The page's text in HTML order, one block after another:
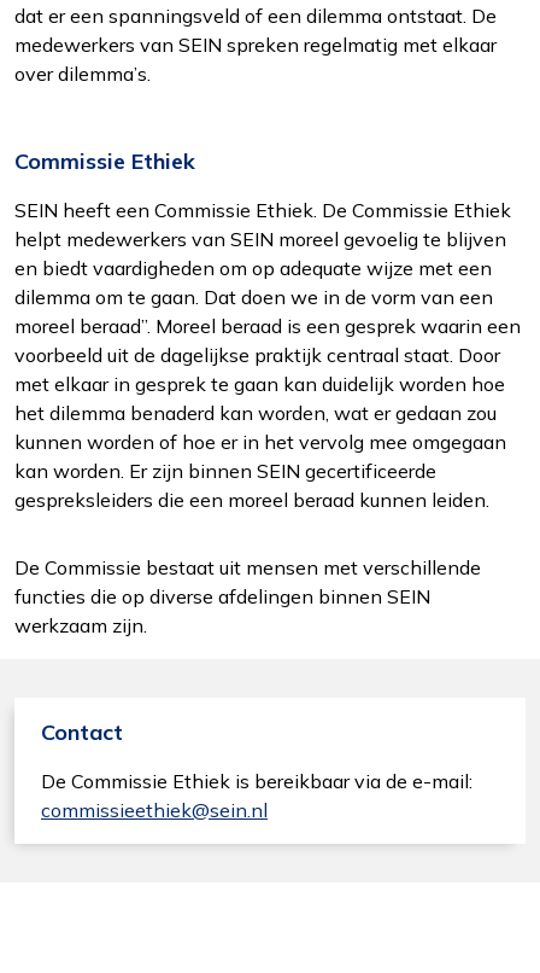
Functioneel
Alleen de cookies plaatsen die nodig zijn om
Statistieken
Ook de cookies plaatsen die nodig zijn om te
zien of wij de juiste doelgroep bereiken.
Interesses
Om het gebruik van de website af te
stemmen op uw wensen en interesses.
dat er een spanningsveld of een dilemma ontstaat. De
medewerkers van SEIN spreken regelmatig met elkaar
over dilemma’s.
Commissie Ethiek
SEIN heeft een Commissie Ethiek. De Commissie Ethiek
helpt medewerkers van SEIN moreel gevoelig te blijven
en biedt vaardigheden om op adequate wijze met een
dilemma om te gaan. Dat doen we in de vorm van een
moreel beraad”. Moreel beraad is een gesprek waarin een
voorbeeld uit de dagelijkse praktijk centraal staat. Door
met elkaar in gesprek te gaan kan duidelijk worden hoe
het dilemma benaderd kan worden, wat er gedaan zou
kunnen worden of hoe er in het vervolg mee omgegaan
kan worden. Er zijn binnen SEIN gecertificeerde
gespreksleiders die een moreel beraad kunnen leiden.
De Commissie bestaat uit mensen met verschillende
functies die op diverse afdelingen binnen SEIN
werkzaam zijn.
Contact
De Commissie Ethiek is bereikbaar via de e-mail:
commissieethiek@sein.nl